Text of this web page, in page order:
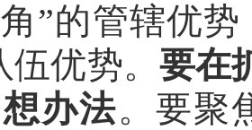
”的管辖优
优势。 要在
办法。要聚